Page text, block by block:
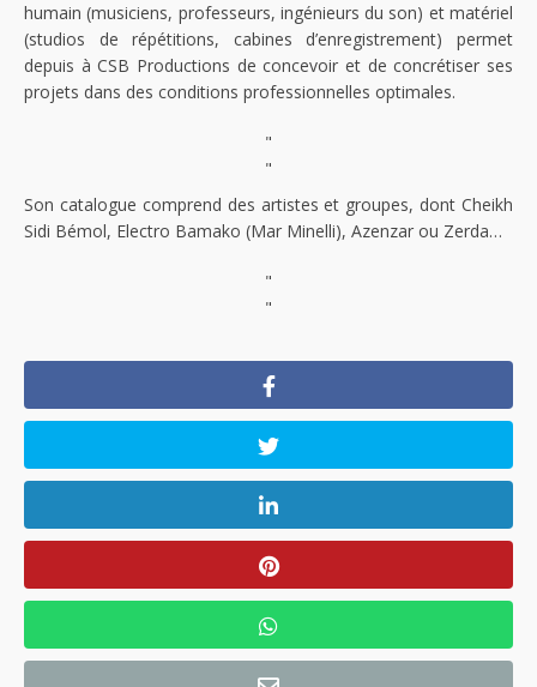
humain (musiciens, professeurs, ingénieurs du son) et matériel
(studios de répétitions, cabines d’enregistrement) permet
depuis à CSB Productions de concevoir et de concrétiser ses
projets dans des conditions professionnelles optimales.
"
"
Son catalogue comprend des artistes et groupes, dont Cheikh
Sidi Bémol, Electro Bamako (Mar Minelli), Azenzar ou Zerda…
"
"